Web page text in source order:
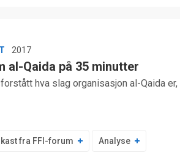
2017
al-Qaida på 35 minutter
hva slag organisasjon al-Qaida
fra FFI-forum Analyse